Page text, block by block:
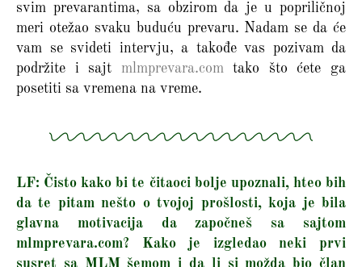
svim prevarantima, sa obzirom da je u popriličnoj
meri otežao svaku buduću prevaru. Nadam se da će
vam se svideti intervju, a takođe vas pozivam da
podržite i sajt mlmprevara.comtako što ćete ga
posetiti sa vremena na vreme.
LF: Čisto kako bi te čitaoci bolje upoznali, hteo bih
da te pitam nešto o tvojoj prošlosti, koja je bila
glavna motivacija da započneš sa sajtom
mlmprevara.com? Kako je izgledao neki prvi
susret sa MLM šemom i da li si možda bio član